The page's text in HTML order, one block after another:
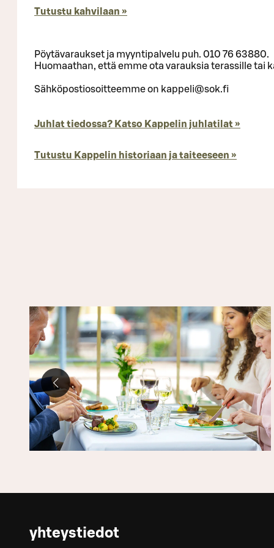
Tutustu kahvilaan »
Pöytävaraukset ja myyntipalvelu puh. 010 76 63880.
Huomaathan, että emme ota varauksia terassille tai
Sähköpostiosoitteemme on kappeli@sok.fi
Juhlat tiedossa? Katso Kappelin juhlatilat »
Tutustu Kappelin historiaan ja taiteeseen »
yhteystiedot